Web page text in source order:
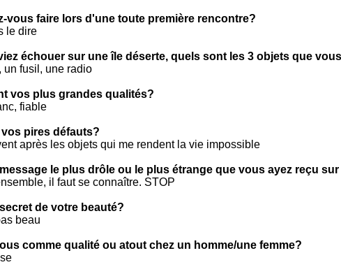
vous faire lors d'une toute première rencontre?
le dire
échouer sur une île déserte, quels sont les 3 objets que
un fusil, une radio
vos plus grandes qualités?
fiable
pires défauts?
après les objets qui me rendent la vie impossible
le plus drôle ou le plus étrange que vous ayez reçu
il faut se connaître. STOP
de votre beauté?
beau
comme qualité ou atout chez un homme/une femme?